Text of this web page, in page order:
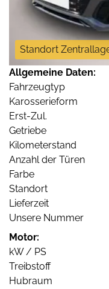
Standort
Allgemeine Daten:
Fahrzeugtyp
Karosserieform
Erst-Zul.
Getriebe
Kilometerstand
Anzahl der Türen
Farbe
Standort
Lieferzeit
Unsere Nummer
Motor:
kW / PS
Treibstoff
Hubraum